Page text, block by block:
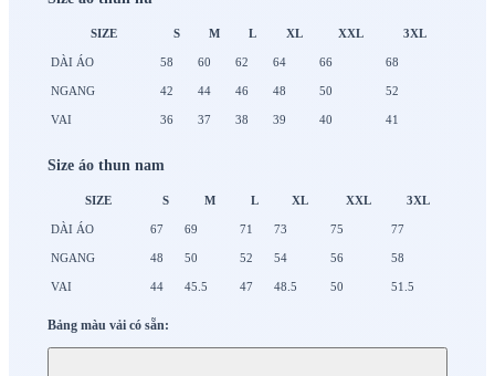
SIZE S M L XL XXL 3XL
DÀI ÁO 58 60 62 64 66 68
NGANG 42 44 46 48 50 52
VAI 36 37 38 39 40 41
Size áo thun nam
SIZE S M L XL XXL 3XL
DÀI ÁO 67 69 71 73 75 77
NGANG 48 50 52 54 56 58
VAI 44 45.5 47 48.5 50 51.5
Bảng màu vải có sẵn: